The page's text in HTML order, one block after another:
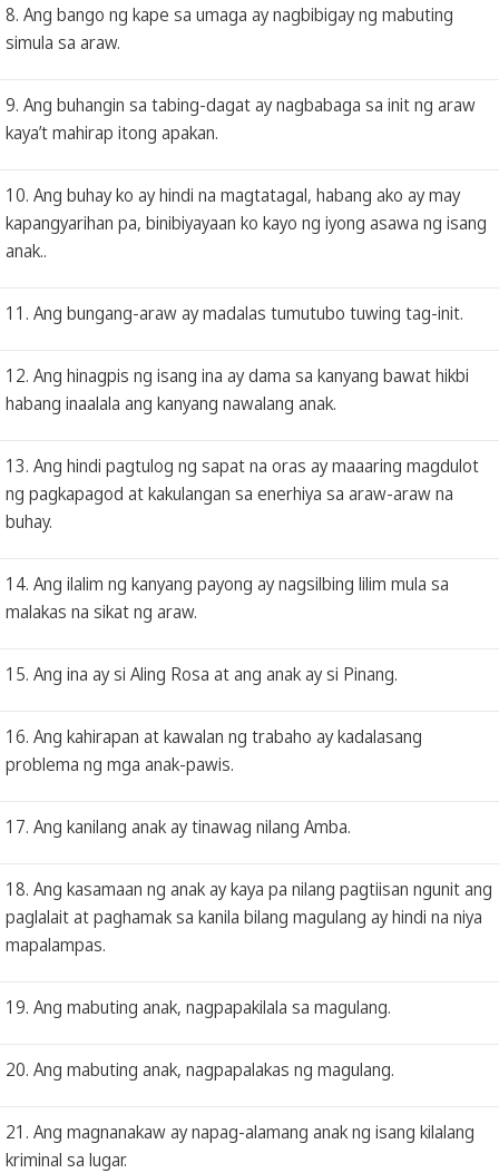
8. Ang bango ng kape sa umaga ay nagbibigay ng mabuting
simula sa araw.
9. Ang buhangin sa tabing-dagat ay nagbabaga sa init ng araw
kaya’t mahirap itong apakan.
10. Ang buhay ko ay hindi na magtatagal, habang ako ay may
kapangyarihan pa, binibiyayaan ko kayo ng iyong asawa ng isang
anak..
11. Ang bungang-araw ay madalas tumutubo tuwing tag-init.
12. Ang hinagpis ng isang ina ay dama sa kanyang bawat hikbi
habang inaalala ang kanyang nawalang anak.
13. Ang hindi pagtulog ng sapat na oras ay maaaring magdulot
ng pagkapagod at kakulangan sa enerhiya sa araw-araw na
buhay.
14. Ang ilalim ng kanyang payong ay nagsilbing lilim mula sa
malakas na sikat ng araw.
15. Ang ina ay si Aling Rosa at ang anak ay si Pinang.
16. Ang kahirapan at kawalan ng trabaho ay kadalasang
problema ng mga anak-pawis.
17. Ang kanilang anak ay tinawag nilang Amba.
18. Ang kasamaan ng anak ay kaya pa nilang pagtiisan ngunit ang
paglalait at paghamak sa kanila bilang magulang ay hindi na niya
mapalampas.
19. Ang mabuting anak, nagpapakilala sa magulang.
20. Ang mabuting anak, nagpapalakas ng magulang.
21. Ang magnanakaw ay napag-alamang anak ng isang kilalang
kriminal sa lugar.